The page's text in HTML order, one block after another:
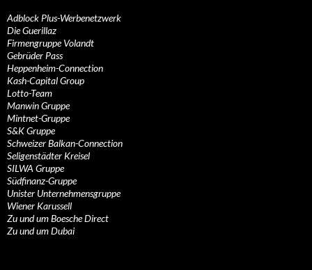
Adblock Plus-Werbenetzwerk
Die Guerillaz
Firmengruppe Volandt
Gebrüder Pass
Heppenheim-Connection
Kash-Capital Group
Lotto-Team
Manwin Gruppe
Mintnet-Gruppe
S&K Gruppe
Schweizer Balkan-Connection
Seligenstädter Kreisel
SILWA Gruppe
Südfinanz-Gruppe
Unister Unternehmensgruppe
Wiener Karussell
Zu und um Boesche Direct
Zu und um Dubai